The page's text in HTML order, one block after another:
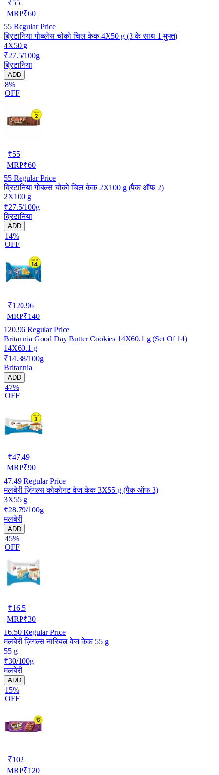
₹55
MRP₹60
55 Regular Price
ब्रिटानिया गोब्ब्लेस चोको चिल केक 4X50 g (3 के साथ 1 मुफ्त)
4X50 g
₹27.5/100g
ब्रिटानिया
ADD
8%
OFF
₹55
MRP₹60
55 Regular Price
ब्रिटानिया गोबल्स चोको चिल केक 2X100 g (पैक ऑफ 2)
2X100 g
₹27.5/100g
ब्रिटानिया
ADD
14%
OFF
₹120.96
MRP₹140
120.96 Regular Price
Britannia Good Day Butter Cookies 14X60.1 g (Set Of 14)
14X60.1 g
₹14.38/100g
Britannia
ADD
47%
OFF
₹47.49
MRP₹90
47.49 Regular Price
मलबेरी ज़िंगल्स कोकोनट वेज केक 3X55 g (पैक ऑफ 3)
3X55 g
₹28.79/100g
मलबेरी
ADD
45%
OFF
₹16.5
MRP₹30
16.50 Regular Price
मलबेरी ज़िंगल्स नारियल वेज केक 55 g
55 g
₹30/100g
मलबेरी
ADD
15%
OFF
₹102
MRP₹120